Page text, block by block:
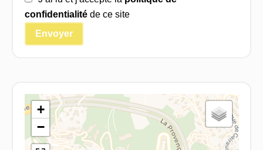
confidentialitéde ce site
Envoyer
+
−